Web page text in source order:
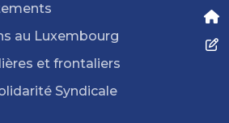
au Luxembourg
et frontaliers
Syndicale